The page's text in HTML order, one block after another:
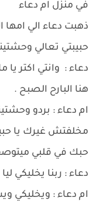
في منزل ام دعاء
ذهبت دعاء الي امها
حبيبتي تعالي
دعاء : وانتي اكتر
هنا البارح الصبح .
ام دعاء : بردو
مخلفتش غيرك يا
حبك في قلبي
دعاء : ربنا يخليكي
ام دعاء : ويخليكي